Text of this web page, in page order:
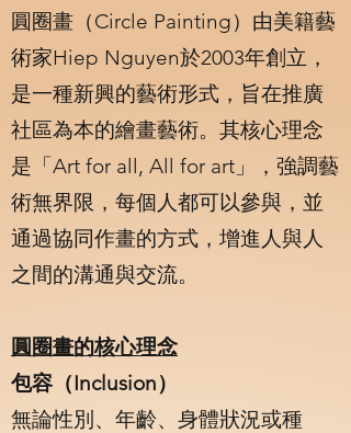
圓圈畫（Circle Painting）由美籍藝
術家Hiep Nguyen於2003年創立，
是一種新興的藝術形式，旨在推廣
社區為本的繪畫藝術。其核心理念
是「Art for all, All for art」，強調藝
術無界限，每個人都可以參與，並
通過協同作畫的方式，增進人與人
之間的溝通與交流。
圓圈畫的核心理念
包容（Inclusion）
無論性別、年齡、身體狀況或種